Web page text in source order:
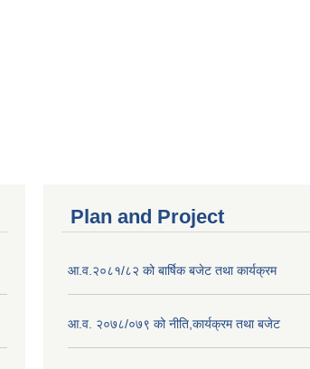
Plan and Project
आ.व.२०८१/८२ को बार्षिक बजेट तथा कार्यक्रम
आ.व. २०७८/०७९ को नीति,कार्यक्रम तथा बजेट